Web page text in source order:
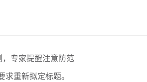
专家提醒注意防范
重新拟定标题。